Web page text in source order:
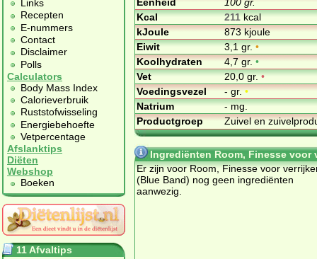
Links
Recepten
E-nummers
Contact
Disclaimer
Polls
Calculators
Body Mass Index
Calorieverbruik
Ruststofwisseling
Energiebehoefte
Vetpercentage
Afslanktips
Diëten
Webshop
Boeken
11 Afvaltips
Kcal
211kcal
kJoule
873 kjoule
Eiwit
3,1 gr.•
Koolhydraten
4,7 gr.•
Vet
20,0 gr.•
Voedingsvezel
- gr.•
Natrium
- mg.
Productgroep
Zuivel en
Ingrediënten Room, Finesse voor
Er zijn voor Room, Finesse voor
(Blue Band) nog geen ingrediënten
aanwezig.